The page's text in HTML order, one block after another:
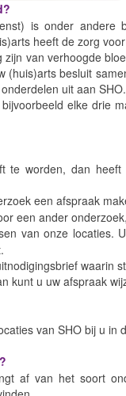
is onder
heeft de zorg
van verhoogde
(huis)arts besluit
uit aan
elke drie
te worden, dan
een afspraak
een ander
van onze locaties.
waarin
kunt u uw afspraak
van SHO bij u
af van het soort